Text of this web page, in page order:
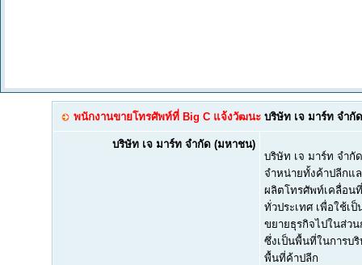
พนักงานขายโทรศัพท์ที่ Big C แจ้งวัฒนะ บริษัท เจ มาร์ท จำกั
บริษัท เจ มาร์ท จำกัด (มหาชน)
บริษัท เจ มาร์ท จํากั
จำหน่ายทั้งค้าปลีกแ
ผลิตโทรศัพท์เคลื่อน
ทั่วประเทศ เพื่อใช้เ
ขยายธุรกิจไปในส่ว
ซึ่งเป็นพื้นที่ในการบ
พื้นที่ค้าปลีก